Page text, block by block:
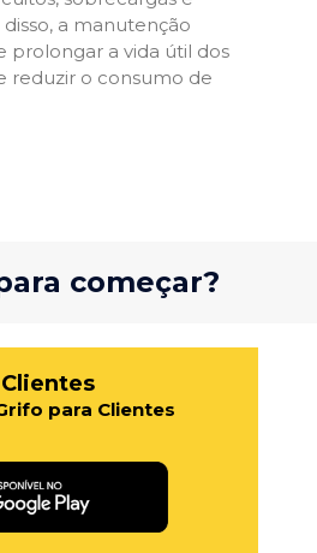
a manutenção
prolongar a vida útil dos
reduzir o consumo de
começar?
Clientes
para Clientes